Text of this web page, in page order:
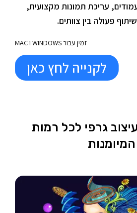
עריכת תמונות מקצועית,
פעולה בין צוותים.
זמין עבור WINDOWS ו MAC
לקנייה לחץ כאן
גרפי לכל רמות
המיומנות